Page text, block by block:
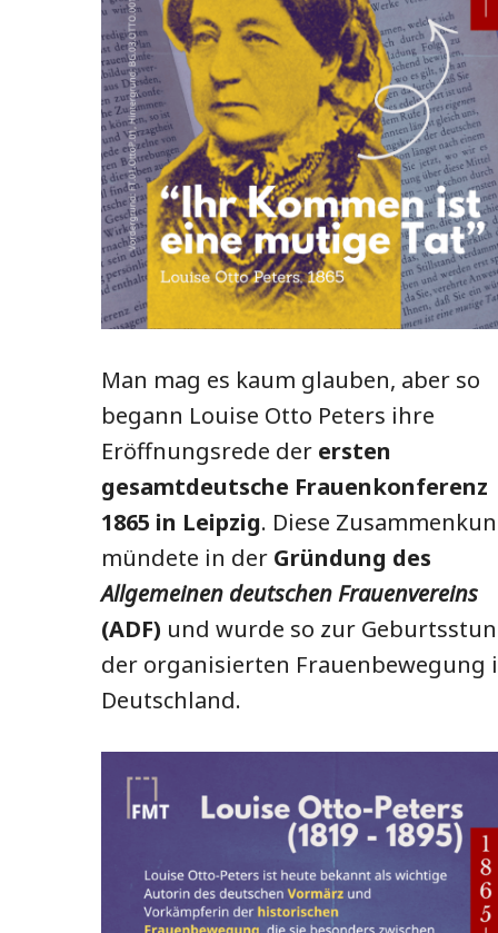
Man mag es kaum glauben, aber so
begann Louise Otto Peters ihre
Eröffnungsrede der ersten
gesamtdeutsche Frauenkonferenz
1865 in Leipzig. Diese
mündete in der Gründung des
Allgemeinen deutschen Frauenvereins
(ADF) und wurde so zur
der organisierten Frauenbewegung
Deutschland.